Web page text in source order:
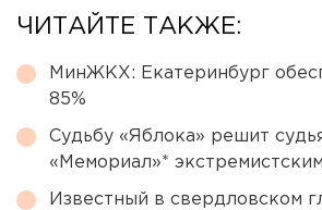
ЧИТАЙТЕ ТАКЖЕ:
МинЖКХ: Екатеринбург
85%
Судьбу «Яблока» решит
«Мемориал»* экстремистским
Известный в свердловском